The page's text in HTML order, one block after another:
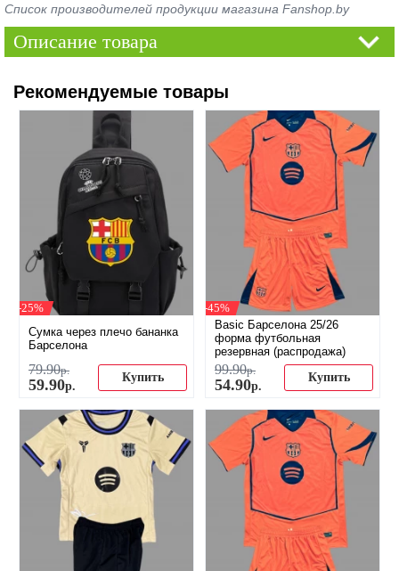
Список производителей продукции магазина Fanshop.by
Описание товара
Рекомендуемые товары
-25%
Сумка через плечо бананка
Барселона
79.90р.
59.90р.
Купить
-45%
Basic Барселона 25/26
форма футбольная
резервная (распродажа)
99.90р.
54.90р.
Купить